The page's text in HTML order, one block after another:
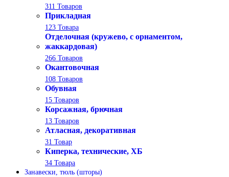
311 Товаров
Прикладная
123 Товара
Отделочная (кружево, с орнаментом,
жаккардовая)
266 Товаров
Окантовочная
108 Товаров
Обувная
15 Товаров
Корсажная, брючная
13 Товаров
Атласная, декоративная
31 Товар
Киперка, технические, ХБ
34 Товара
Занавески, тюль (шторы)